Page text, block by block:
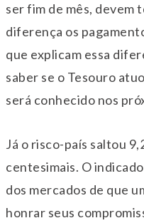
ser fim de mês, devem
diferença os
que explicam essa
saber se o Tesouro
será conhecido nos
Já o risco-país saltou
centesimais. O
dos mercados de que
honrar seus